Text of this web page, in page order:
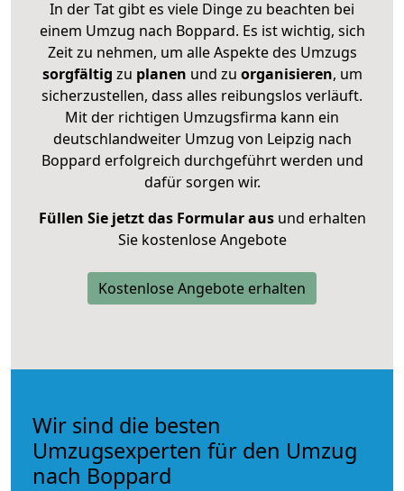
In der Tat gibt es viele Dinge zu beachten bei
einem Umzug nach Boppard. Es ist wichtig, sich
Zeit zu nehmen, um alle Aspekte des Umzugs
sorgfältig zu planen und zu organisieren, um
sicherzustellen, dass alles reibungslos verläuft.
Mit der richtigen Umzugsfirma kann ein
deutschlandweiter Umzug von Leipzig nach
Boppard erfolgreich durchgeführt werden und
dafür sorgen wir.
Füllen Sie jetzt das Formular ausund erhalten
Sie kostenlose Angebote
Kostenlose Angebote erhalten
Wir sind die besten
Umzugsexperten für den Umzug
nach Boppard